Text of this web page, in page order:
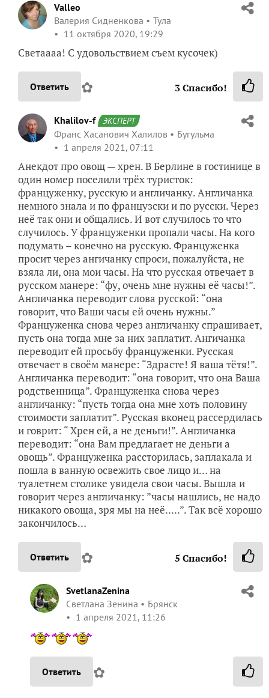
Valleo
Валерия Сидненкова
Тула
11 октября 2020, 19:29
Светаааа! С удовольствием съем кусочек)
Ответить ✿ 3Спасибо!
Khalilov-f ЭКСПЕРТ
Франс Хасанович Халилов
Бугульма
1 апреля 2021, 07:11
Анекдот про овощ — хрен. В Берлине в гостинице в
один номер поселили трёх туристок:
француженку, русскую и англичанку. Англичанка
немного знала и по французски и по русски. Через
неё так они и общались. И вот случилось то что
случилось. У француженки пропали часы. На кого
подумать – конечно на русскую. Француженка
просит через ангичанку спроси, пожалуйста, не
взяла ли, она мои часы. На что русская отвечает в
русском манере: “фу, очень мне нужны её часы!”.
Англичанка переводит слова русской: “она
говорит, что Ваши часы ей очень нужны.”
Француженка снова через англичанку спрашивает,
пусть она тогда мне за них заплатит. Ангичанка
переводит ей просьбу француженки. Русская
отвечает в своём манере: “Здрасте! Я ваша тётя!”.
Англичанка переводит: “она говорит, что она Ваша
родственница”. Француженка снова через
англичанку: “пусть тогда она мне хоть половину
стоимости заплатит”. Русская вконец рассердилась
и говрит: “ Хрен ей, а не деньги!”. Англичанка
переводит: “она Вам предлагает не деньги а
овощь”. Француженка рассторилась, заплакала и
пошла в ванную освежить свое лицо и… на
туалетнем столике увидела свои часы. Вышла и
говорит через англичанку: ”часы нашлись, не надо
никакого овоща, зря мы на неё.....”. Так всё хорошо
закончилось…
Ответить ✿ 5 Спасибо!
SvetlanaZenina
Светлана Зенина
Брянск
1 апреля 2021, 11:26
Ответить ✿